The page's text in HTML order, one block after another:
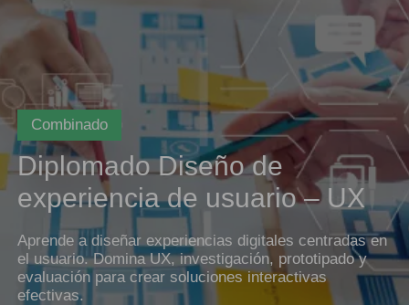
Combinado
Diplomado Diseño de
experiencia de usuario – UX
Aprende a diseñar experiencias digitales centradas en
el usuario. Domina UX, investigación, prototipado y
evaluación para crear soluciones interactivas
efectivas.